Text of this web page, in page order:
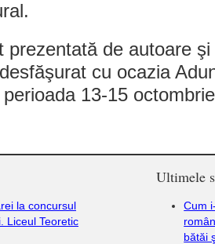
prezentată de autoare
cu ocazia
13-15
la concursul
Liceul Teoretic
Ultimele
Cum
bătăi